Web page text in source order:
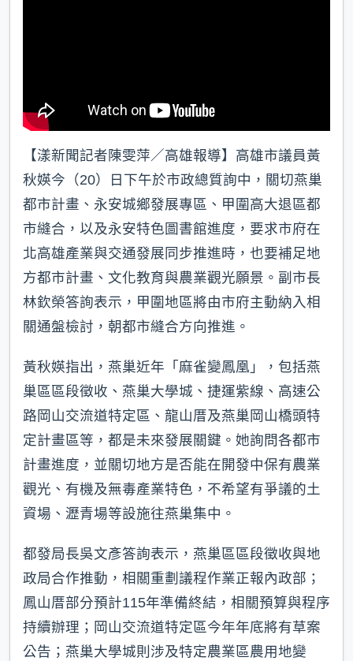
【漾新聞記者陳雯萍／高雄報導】高雄市議員黃
秋媖今（20）日下午於市政總質詢中，關切燕巢
都市計畫、永安城鄉發展專區、甲圍高大退區都
市縫合，以及永安特色圖書館進度，要求市府在
北高雄產業與交通發展同步推進時，也要補足地
方都市計畫、文化教育與農業觀光願景。副市長
林欽榮答詢表示，甲圍地區將由市府主動納入相
關通盤檢討，朝都市縫合方向推進。
黃秋媖指出，燕巢近年「麻雀變鳳凰」，包括燕
巢區區段徵收、燕巢大學城、捷運紫線、高速公
路岡山交流道特定區、龍山厝及燕巢岡山橋頭特
定計畫區等，都是未來發展關鍵。她詢問各都市
計畫進度，並關切地方是否能在開發中保有農業
觀光、有機及無毒產業特色，不希望有爭議的土
資場、瀝青場等設施往燕巢集中。
都發局長吳文彥答詢表示，燕巢區區段徵收與地
政局合作推動，相關重劃議程作業正報內政部；
鳳山厝部分預計115年準備終結，相關預算與程序
持續辦理；岡山交流道特定區今年年底將有草案
公告；燕巢大學城則涉及特定農業區農用地變